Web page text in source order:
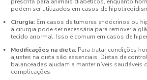
podem ser utilizados em casos de
Cirurgia: Em casos de tumores endócrinos ou
a cirurgia pode ser necessária para remover a
tecido anormal. Isso é comum em casos de
Modificações na dieta: Para tratar condições
ajustes na dieta são essenciais. Dietas de
balanceadas ajudam a manter níveis saudáveis
complicações.